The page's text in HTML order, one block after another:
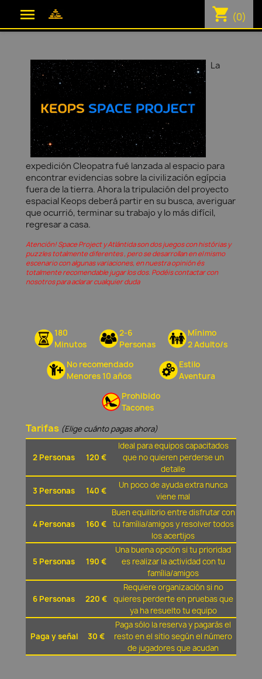
 shopping_cart (0)
La
expedición Cleopatra fué lanzada al espacio para
encontrar evidencias sobre la civilización egípcia
fuera de la tierra. Ahora la tripulación del proyecto
espacial Keops deberá partir en su busca, averiguar
que ocurrió, terminar su trabajo y lo más difícil,
regresar a casa.
Atención! Space Project y Atlántida son dos juegos con histórias y
puzzles totalmente diferentes , pero se desarrollan en el mismo
escenario con algunas variaciones, en nuestra opinión és
totalmente recomendable jugar los dos. Podéis contactar con
nosotros para aclarar cualquier duda
180
Minutos
2-6
Personas
Mínimo
2 Adulto/s
No recomendado
Menores 10 años
Estilo
Aventura
Prohibido
Tacones
Tarifas (Elige cuánto pagas ahora)
2 Personas 120 €
Ideal para equipos capacitados
que no quieren perderse un
detalle
3 Personas 140 €
Un poco de ayuda extra nunca
viene mal
4 Personas 160 €
Buen equilibrio entre disfrutar con
tu família/amigos y resolver todos
los acertijos
5 Personas 190 €
Una buena opción si tu prioridad
es realizar la actividad con tu
família/amigos
6 Personas 220 €
Requiere organización si no
quieres perderte en pruebas que
ya ha resuelto tu equipo
Paga y señal 30 €
Paga sólo la reserva y pagarás el
resto en el sitio según el número
de jugadores que acudan